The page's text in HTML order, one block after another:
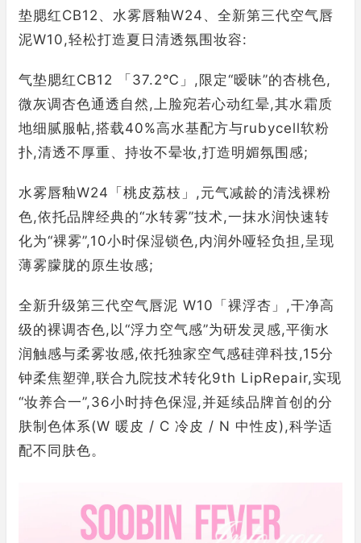
垫腮红CB12、水雾唇釉W24、全新第三代空气唇
泥W10,轻松打造夏日清透氛围妆容:
气垫腮红CB12 「37.2℃」,限定“暧昧”的杏桃色,
微灰调杏色通透自然,上脸宛若心动红晕,其水霜质
地细腻服帖,搭载40%高水基配方与rubycell软粉
扑,清透不厚重、持妆不晕妆,打造明媚氛围感;
水雾唇釉W24「桃皮荔枝」,元气减龄的清浅裸粉
色,依托品牌经典的“水转雾”技术,一抹水润快速转
化为“裸雾”,10小时保湿锁色,内润外哑轻负担,呈现
薄雾朦胧的原生妆感;
全新升级第三代空气唇泥 W10「裸浮杏」,干净高
级的裸调杏色,以“浮力空气感”为研发灵感,平衡水
润触感与柔雾妆感,依托独家空气感硅弹科技,15分
钟柔焦塑弹,联合九院技术转化9th LipRepair,实现
“妆养合一”,36小时持色保湿,并延续品牌首创的分
肤制色体系(W 暖皮 / C 冷皮 / N 中性皮),科学适
配不同肤色。